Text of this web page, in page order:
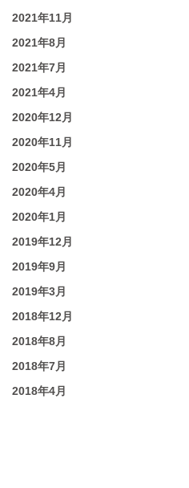
2021年11月
2021年8月
2021年7月
2021年4月
2020年12月
2020年11月
2020年5月
2020年4月
2020年1月
2019年12月
2019年9月
2019年3月
2018年12月
2018年8月
2018年7月
2018年4月